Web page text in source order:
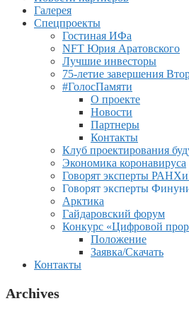
Галерея
Спецпроекты
Гостиная ИФа
NFT Юрия Аратовского
Лучшие инвесторы
75-летие завершения
#ГолосПамяти
О проекте
Новости
Партнеры
Контакты
Клуб проектирования
Экономика коронавируса
Говорят эксперты
Говорят эксперты
Арктика
Гайдаровский форум
Конкурс «Цифровой
Положение
Заявка/Скачать
Контакты
Archives